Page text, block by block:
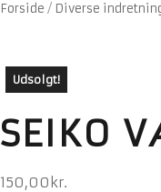
Forside / Diverse
Udsolgt!
SEIKO
150,00 kr.